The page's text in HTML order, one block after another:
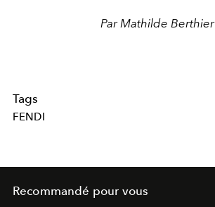
Par Mathilde Berthier
Tags
FENDI
Recommandé pour vous